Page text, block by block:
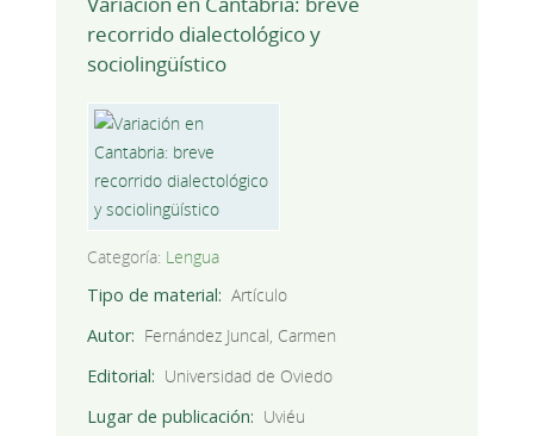
recorrido dialectológico y
sociolingüístico
Categoría: Lengua
Tipo de material
Artículo
Autor
Fernández Juncal, Carmen
Editorial
Universidad de Oviedo
Lugar de publicación
Uviéu